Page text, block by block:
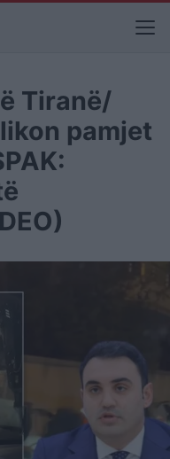
Tiranë/
pamjet